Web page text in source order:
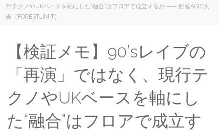
ー
ム
行テクノやUKベースを軸にした“融合”はフロアで成立するか —— 新春ACID大
会（FORESTLIMIT）
【検証メモ】90’sレイブの
「再演」ではなく、現行テ
クノやUKベースを軸にし
た“融合”はフロアで成立す